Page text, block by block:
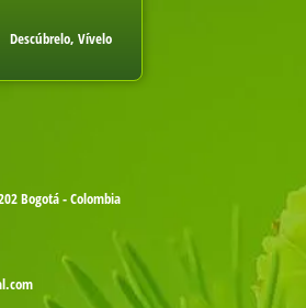
Descúbrelo, Vívelo
Bogotá - Colombia